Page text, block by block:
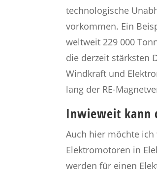
technologische
vorkommen. Ein
weltweit 229 000
die derzeit stärksten
Windkraft und
lang der RE-
Inwieweit kann
Auch hier möchte
Elektromotoren in
werden für einen